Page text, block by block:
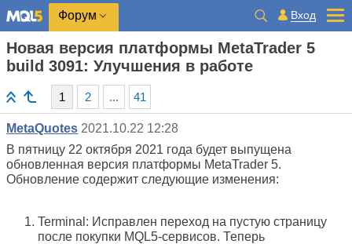
Форум Вход
Новая версия платформы MetaTrader 5
build 3091: Улучшения в работе
1 2 ... 41
MetaQuotes 2021.10.22 12:28
В пятницу 22 октября 2021 года будет выпущена
обновленная версия платформы MetaTrader 5.
Обновление содержит следующие изменения:
Terminal: Исправлен переход на пустую страницу
после покупки MQL5-сервисов. Теперь